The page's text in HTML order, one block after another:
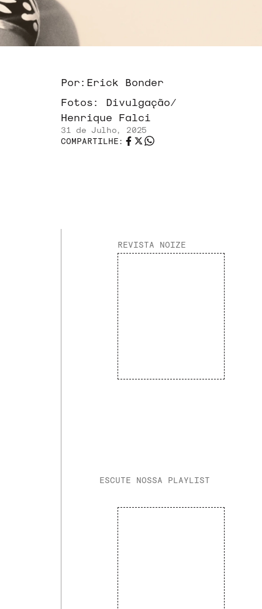
Por: Erick Bonder
Fotos: Divulgação/
Henrique Falci
31 de Julho, 2025
COMPARTILHE:
REVISTA NOIZE
ESCUTE NOSSA PLAYLIST